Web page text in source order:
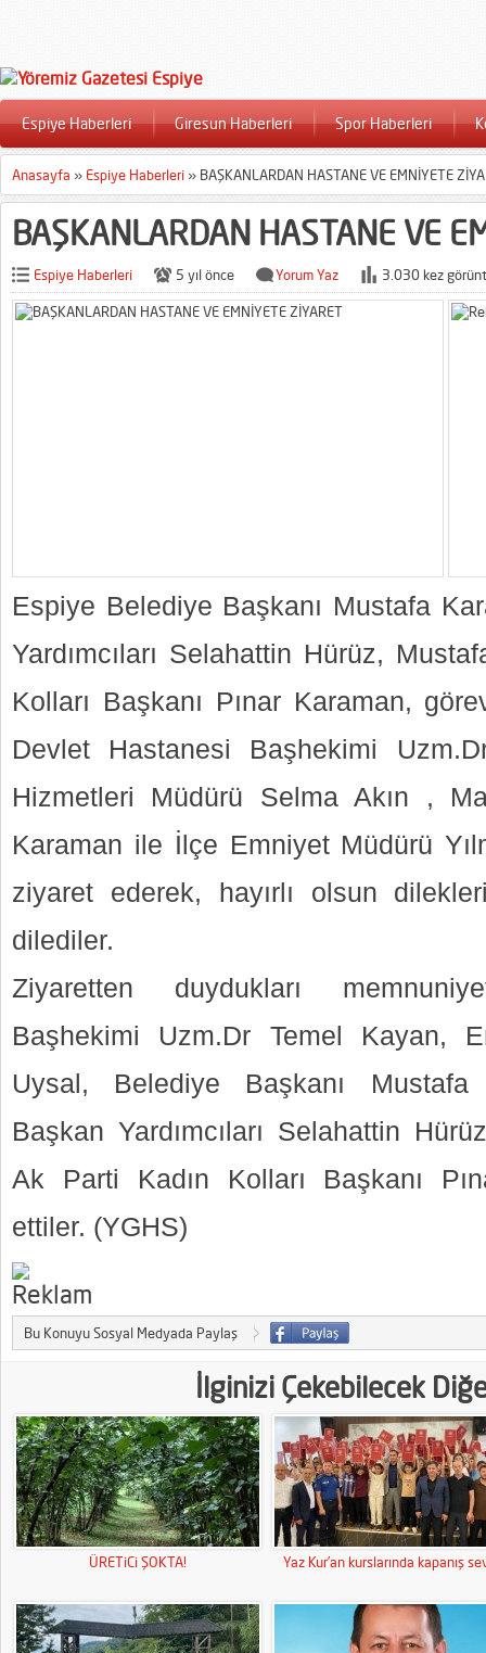
Espiye Haberleri Giresun Haberleri Spor Haberleri
Anasayfa » Espiye Haberleri » BAŞKANLARDAN HASTANE VE EMNİYETE
BAŞKANLARDAN HASTANE VE
Espiye Haberleri 5 yıl önce Yorum Yaz 3.030 kez
Espiye Belediye Başkanı Mustafa
Yardımcıları Selahattin Hürüz,
Kolları Başkanı Pınar Karaman,
Devlet Hastanesi Başhekimi
Hizmetleri Müdürü Selma Akın ,
Karaman ile İlçe Emniyet Müdürü
ziyaret ederek, hayırlı olsun
dilediler.
Ziyaretten duydukları
Başhekimi Uzm.Dr Temel Kayan,
Uysal, Belediye Başkanı Mustafa
Başkan Yardımcıları Selahattin
Ak Parti Kadın Kolları Başkanı
ettiler. (YGHS)
Bu Konuyu Sosyal Medyada Paylaş
İlginizi Çekebilecek
ÜRETiCi ŞOKTA! Yaz Kur’an kurslarında kapanış